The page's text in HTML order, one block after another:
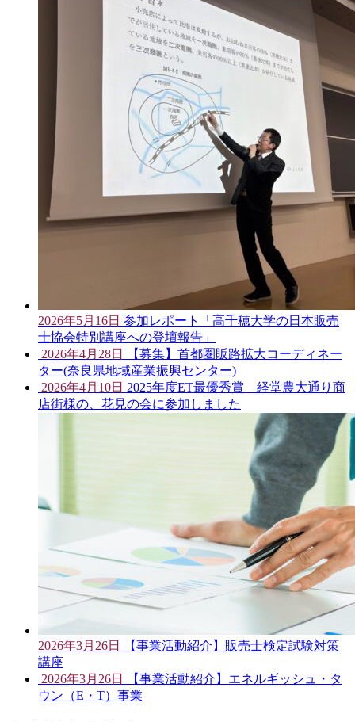
2026年5月16日 参加レポート「高千穂大学の日本販売
士協会特別講座への登壇報告」
2026年4月28日
【募集】首都圏販路拡大コーディネー
ター(奈良県地域産業振興センター)
2026年4月10日 2025年度ET最優秀賞 経堂農大通り商
店街様の、花見の会に参加しました
2026年3月26日
【事業活動紹介】販売士検定試験対策
講座
2026年3月26日
【事業活動紹介】エネルギッシュ・タ
ウン（E・T）事業